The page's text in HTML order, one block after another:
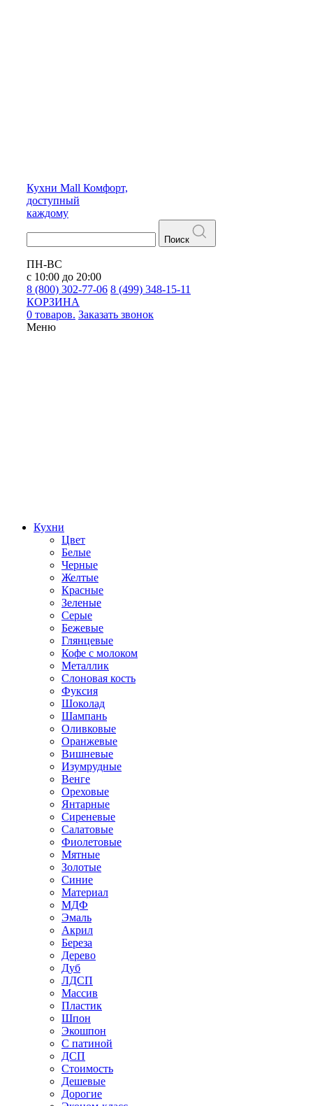
Кухни Mall Комфорт,
доступный
каждому
Поиск
ПН-ВС
с 10:00 до 20:00
8 (800) 302-77-06 8 (499) 348-15-11
КОРЗИНА
0 товаров. Заказать звонок
Меню
Кухни
Цвет
Белые
Черные
Желтые
Красные
Зеленые
Серые
Бежевые
Глянцевые
Кофе с молоком
Металлик
Слоновая кость
Фуксия
Шоколад
Шампань
Оливковые
Оранжевые
Вишневые
Изумрудные
Венге
Ореховые
Янтарные
Сиреневые
Салатовые
Фиолетовые
Мятные
Золотые
Синие
Материал
МДФ
Эмаль
Акрил
Береза
Дерево
Дуб
ЛДСП
Массив
Пластик
Шпон
Экошпон
С патиной
ДСП
Стоимость
Дешевые
Дорогие